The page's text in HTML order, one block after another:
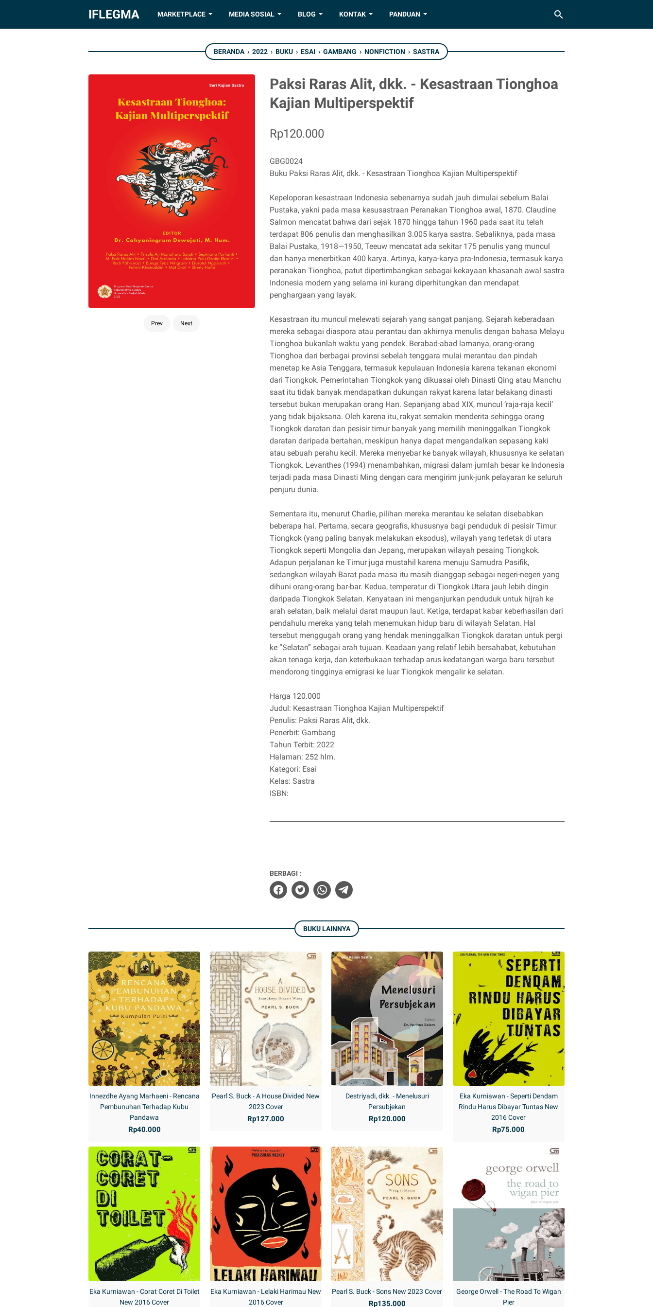
IFLEGMA MARKETPLACE MEDIA SOSIAL BLOG KONTAK PANDUAN
BERANDA › 2022 › BUKU › ESAI › GAMBANG › NONFICTION › SASTRA
Paksi Raras Alit, dkk. - Kesastraan Tionghoa
Kajian Multiperspektif
Prev Next
Rp120.000
GBG0024
Buku Paksi Raras Alit, dkk. - Kesastraan Tionghoa Kajian Multiperspektif
Kepeloporan kesastraan Indonesia sebenarnya sudah jauh dimulai sebelum Balai
Pustaka, yakni pada masa kesusastraan Peranakan Tionghoa awal, 1870. Claudine
Salmon mencatat bahwa dari sejak 1870 hingga tahun 1960 pada saat itu telah
terdapat 806 penulis dan menghasilkan 3.005 karya sastra. Sebaliknya, pada masa
Balai Pustaka, 1918—1950, Teeuw mencatat ada sekitar 175 penulis yang muncul
dan hanya menerbitkan 400 karya. Artinya, karya-karya pra-Indonesia, termasuk karya
peranakan Tionghoa, patut dipertimbangkan sebagai kekayaan khasanah awal sastra
Indonesia modern yang selama ini kurang diperhitungkan dan mendapat
penghargaan yang layak.
Kesastraan itu muncul melewati sejarah yang sangat panjang. Sejarah keberadaan
mereka sebagai diaspora atau perantau dan akhirnya menulis dengan bahasa Melayu
Tionghoa bukanlah waktu yang pendek. Berabad-abad lamanya, orang-orang
Tionghoa dari berbagai provinsi sebelah tenggara mulai merantau dan pindah
menetap ke Asia Tenggara, termasuk kepulauan Indonesia karena tekanan ekonomi
dari Tiongkok. Pemerintahan Tiongkok yang dikuasai oleh Dinasti Qing atau Manchu
saat itu tidak banyak mendapatkan dukungan rakyat karena latar belakang dinasti
tersebut bukan merupakan orang Han. Sepanjang abad XIX, muncul ‘raja-raja kecil’
yang tidak bijaksana. Oleh karena itu, rakyat semakin menderita sehingga orang
Tiongkok daratan dan pesisir timur banyak yang memilih meninggalkan Tiongkok
daratan daripada bertahan, meskipun hanya dapat mengandalkan sepasang kaki
atau sebuah perahu kecil. Mereka menyebar ke banyak wilayah, khususnya ke selatan
Tiongkok. Levanthes (1994) menambahkan, migrasi dalam jumlah besar ke Indonesia
terjadi pada masa Dinasti Ming dengan cara mengirim junk-junk pelayaran ke seluruh
penjuru dunia.
Sementara itu, menurut Charlie, pilihan mereka merantau ke selatan disebabkan
beberapa hal. Pertama, secara geografis, khususnya bagi penduduk di pesisir Timur
Tiongkok (yang paling banyak melakukan eksodus), wilayah yang terletak di utara
Tiongkok seperti Mongolia dan Jepang, merupakan wilayah pesaing Tiongkok.
Adapun perjalanan ke Timur juga mustahil karena menuju Samudra Pasifik,
sedangkan wilayah Barat pada masa itu masih dianggap sebagai negeri-negeri yang
dihuni orang-orang bar-bar. Kedua, temperatur di Tiongkok Utara jauh lebih dingin
daripada Tiongkok Selatan. Kenyataan ini menganjurkan penduduk untuk hijrah ke
arah selatan, baik melalui darat maupun laut. Ketiga, terdapat kabar keberhasilan dari
pendahulu mereka yang telah menemukan hidup baru di wilayah Selatan. Hal
tersebut menggugah orang yang hendak meninggalkan Tiongkok daratan untuk pergi
ke “Selatan” sebagai arah tujuan. Keadaan yang relatif lebih bersahabat, kebutuhan
akan tenaga kerja, dan keterbukaan terhadap arus kedatangan warga baru tersebut
mendorong tingginya emigrasi ke luar Tiongkok mengalir ke selatan.
Harga 120.000
Judul: Kesastraan Tionghoa Kajian Multiperspektif
Penulis: Paksi Raras Alit, dkk.
Penerbit: Gambang
Tahun Terbit: 2022
Halaman: 252 hlm.
Kategori: Esai
Kelas: Sastra
ISBN:
BERBAGI :
BUKU LAINNYA
Innezdhe Ayang Marhaeni - Rencana
Pembunuhan Terhadap Kubu
Pandawa
Rp40.000
Pearl S. Buck - A House Divided New
2023 Cover
Rp127.000
Destriyadi, dkk. - Menelusuri
Persubjekan
Rp120.000
Eka Kurniawan - Seperti Dendam
Rindu Harus Dibayar Tuntas New
2016 Cover
Rp75.000
Eka Kurniawan - Corat Coret Di Toilet
New 2016 Cover
Eka Kurniawan - Lelaki Harimau New
2016 Cover
Pearl S. Buck - Sons New 2023 Cover
Rp135.000
George Orwell - The Road To Wigan
Pier